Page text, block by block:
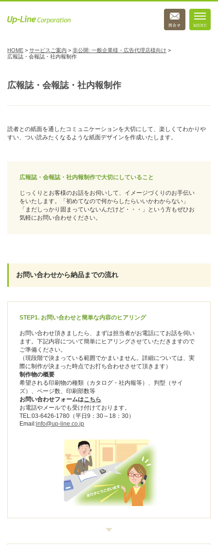
HOME > サービスご案内 > 非公開: 一般企業様・広告代理店様向け >
広報誌・会報誌・社内報制作
広報誌・会報誌・社内報制作
読者との紙面を通したコミュニケーションを大切にして、楽しくてわかりや
すい、つい読みたくなるような紙面デザインを作成いたします。
広報誌・会報誌・社内報制作で大切にしていること
じっくりとお客様のお話をお伺いして、イメージづくりのお手伝い
をいたします。「初めてなので何からしたらいいかわからない」
「まだしっかり固まっていないんだけど・・・」という方もぜひお
気軽にお問い合わせください。
お問い合わせから納品までの流れ
STEP1. お問い合わせと簡単な内容のヒアリング
お問い合わせ頂きましたら、まずは担当者がお電話にてお話を伺い
ます。下記内容について簡単にヒアリングさせていただきますので
ご準備ください。
（現段階で決まっている範囲でかまいません。詳細については、実
際に制作が決まった時点でお打ち合わせさせて頂きます）
制作物の概要
希望される印刷物の種類（カタログ・社内報等）、判型（サイ
ズ）、ページ数、印刷部数等
お問い合わせフォームはこちら
お電話やメールでも受け付けております。
TEL:03-6426-1780（平日9：30～18：30）
Email:info@up-line.co.jp